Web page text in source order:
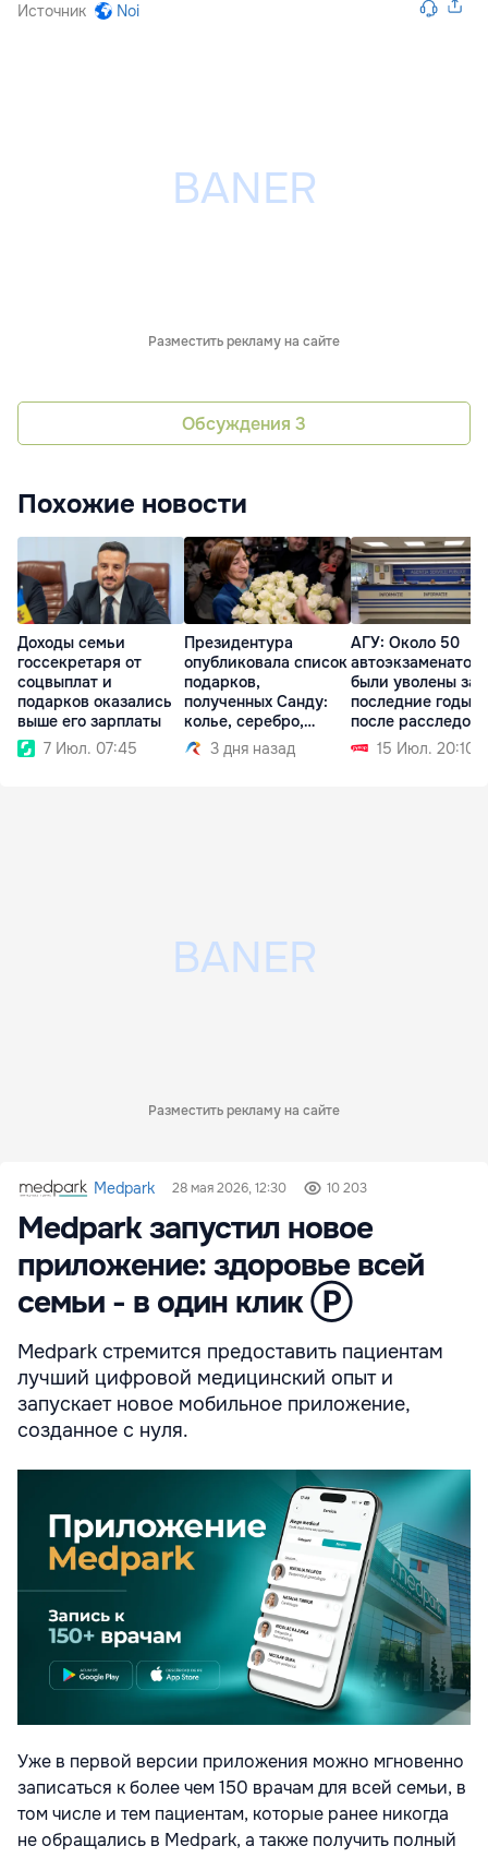
Источник Noi
Разместить рекламу на сайте
Обсуждения 3
Похожие новости
Доходы семьи
госсекретаря от
соцвыплат и
подарков оказались
выше его зарплаты
7 Июл. 07:45
Президентура
опубликовала список
подарков,
полученных Санду:
колье, серебро,
ковер3 дня назад
АГУ: Около 50
были уволены за
последние годы
после
15 Июл. 20:10
Разместить рекламу на сайте
Medpark 28 мая 2026, 12:30 10 203
Medpark запустил новое
приложение: здоровье всей
семьи - в один клик Ⓟ
Medpark стремится предоставить пациентам
лучший цифровой медицинский опыт и
запускает новое мобильное приложение,
созданное с нуля.
Уже в первой версии приложения можно мгновенно
записаться к более чем 150 врачам для всей семьи, в
том числе и тем пациентам, которые ранее никогда
не обращались в Medpark, а также получить полный